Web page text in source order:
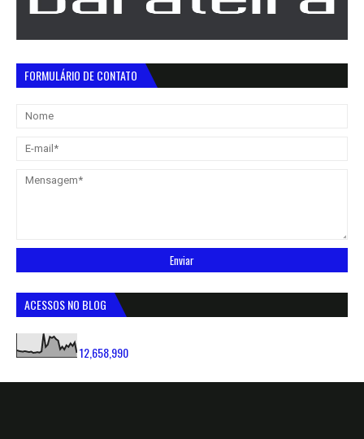
FORMULÁRIO DE CONTATO
ACESSOS NO BLOG
12,658,990